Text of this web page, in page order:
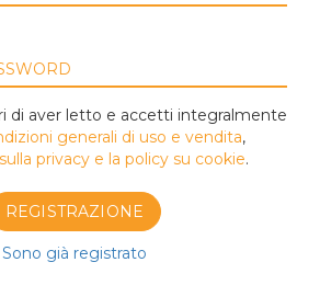
di aver letto e accetti integralmente
generali di uso e vendita,
privacy e la policy su cookie.
Sono già registrato